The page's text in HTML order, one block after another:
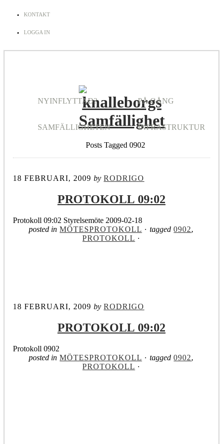
KONTAKT
LOGGA IN
NYINFLYTTAD?
SAMFÄLLIGHETEN
PÅ GÅNG
INFRASTRUKTUR
Posts Tagged 0902
18 FEBRUARI, 2009 by RODRIGO
PROTOKOLL 09:02
Protokoll 09:02 Styrelsemöte 2009-02-18
posted in MÖTESPROTOKOLL ·tagged 0902,
PROTOKOLL ·
18 FEBRUARI, 2009 by RODRIGO
PROTOKOLL 09:02
Protokoll 0902
posted in MÖTESPROTOKOLL ·tagged 0902,
PROTOKOLL ·